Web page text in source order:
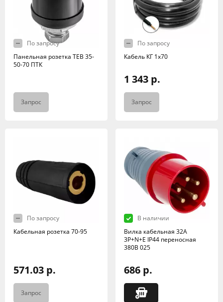
По запросу
Панельная розетка TEB 35-
50-70 ПТК
Запрос
По запросу
Кабель КГ 1х70
1 343 р.
Запрос
По запросу
Кабельная розетка 70-95
571.03 р.
Запрос
В наличии
Вилка кабельная 32А
3Р+N+Е IР44 переносная
380В 025
686 р.